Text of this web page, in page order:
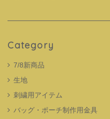
Category
7/8新商品
生地
刺繍用アイテム
バッグ・ポーチ制作用金具